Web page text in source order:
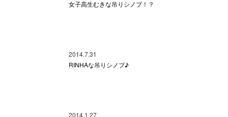
女子高生むきな吊りシノブ！？
2014.7.31
RINHAな吊りシノブ♪
2014.1.27